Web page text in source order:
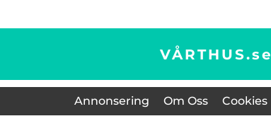
VÅRTHUS.se
Annonsering Om Oss Cookies